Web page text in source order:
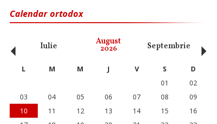
Calendar ortodox
Iulie August
2026 Septembrie
‹ L M M J V S
D
01
02
03
04 05 06 07 08
09
10
11 12 13 14 15
16